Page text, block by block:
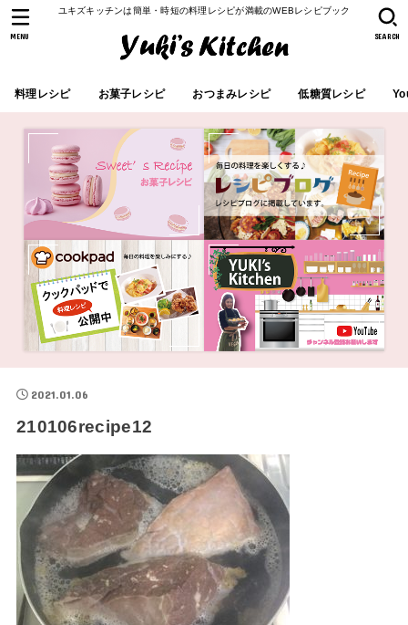
ユキズキッチンは簡単・時短の料理レシピが満載のWEBレシピブック
料理レシピ お菓子レシピ おつまみレシピ 低糖質レシピ
SEARCH
MENU
2021.01.06
210106recipe12